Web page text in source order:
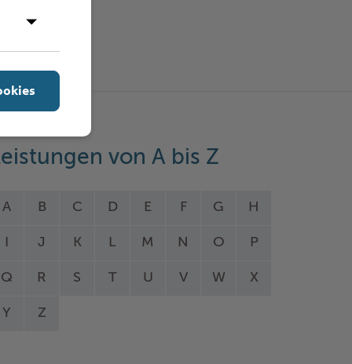
von A bis Z
A B C D E F G H
J K L M N O P
Q R S T U V W X
Y Z